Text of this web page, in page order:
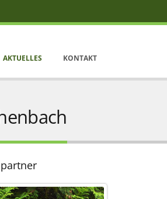
AKTUELLES KONTAKT